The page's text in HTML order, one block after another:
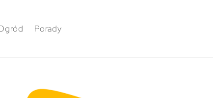
Porady